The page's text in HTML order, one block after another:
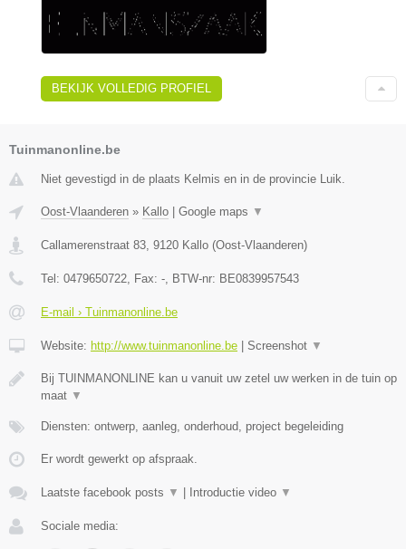
BEKIJK VOLLEDIG PROFIEL
Tuinmanonline.be
Niet gevestigd in de plaats Kelmis en in de provincie Luik.
Oost-Vlaanderen » Kallo Google maps ▼
Callamerenstraat 83 9120 Kallo (Oost-Vlaanderen)
Tel: 0479650722 , Fax: - , BTW-nr: BE0839957543
E-mail › Tuinmanonline.be
Website: http://www.tuinmanonline.be Screenshot ▼
Bij TUINMANONLINE kan u vanuit uw zetel uw werken in de tuin op
maat ▼
Diensten: ontwerp, aanleg, onderhoud, project begeleiding
Er wordt gewerkt op afspraak.
Laatste facebook posts ▼ Introductie video ▼
Sociale media: